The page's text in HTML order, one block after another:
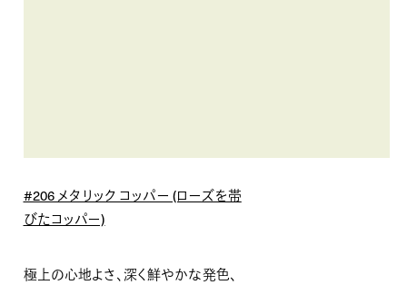
#206 メタリック コッパー (ローズを帯
びたコッパー)
極上の心地よさ、深く鮮やかな発色、